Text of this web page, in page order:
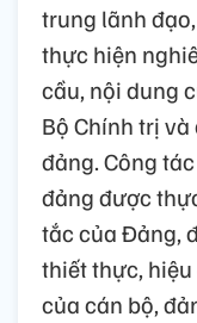
trung lãnh
thực hiện
cầu, nội dung
Bộ Chính trị
đảng. Công
đảng được
tắc của Đảng,
thiết thực,
của cán bộ,